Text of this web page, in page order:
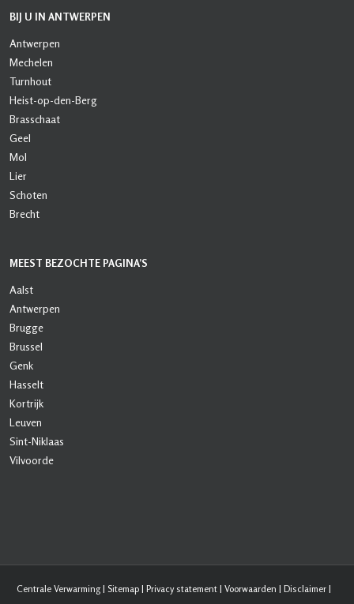
BIJ U IN ANTWERPEN
Antwerpen
Mechelen
Turnhout
Heist-op-den-Berg
Brasschaat
Geel
Mol
Lier
Schoten
Brecht
MEEST BEZOCHTE PAGINA’S
Aalst
Antwerpen
Brugge
Brussel
Genk
Hasselt
Kortrijk
Leuven
Sint-Niklaas
Vilvoorde
Centrale Verwarming| Sitemap| Privacy statement| Voorwaarden | Disclaimer|